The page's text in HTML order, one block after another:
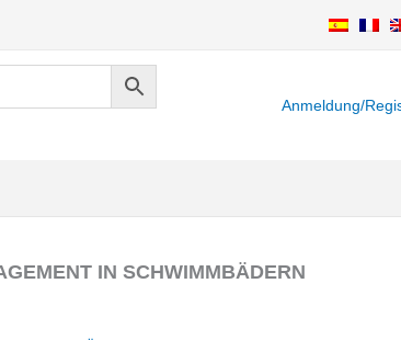
Anmeldung/
IN SCHWIMMBÄDERN